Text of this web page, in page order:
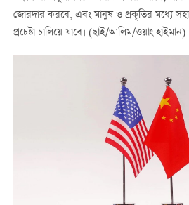
জোরদার করবে, এবং মানুষ ও প্রকৃতির মধ্যে
প্রচেষ্টা চালিয়ে যাবে। (ছাই/আলিম/ওয়াং হাইমান)